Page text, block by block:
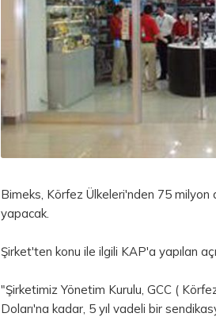
Bimeks, Körfez Ülkeleri'nden 75
yapacak.
Şirket'ten konu ile ilgili KAP'a yapılan
"Şirketimiz Yönetim Kurulu, GCC (
Doları'na kadar, 5 yıl vadeli bir